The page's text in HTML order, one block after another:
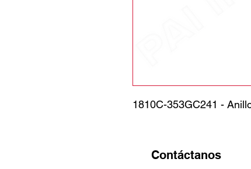
1810C-353GC241 -
Contáctanos